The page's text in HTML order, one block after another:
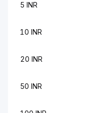
5 INR
10 INR
20 INR
50 INR